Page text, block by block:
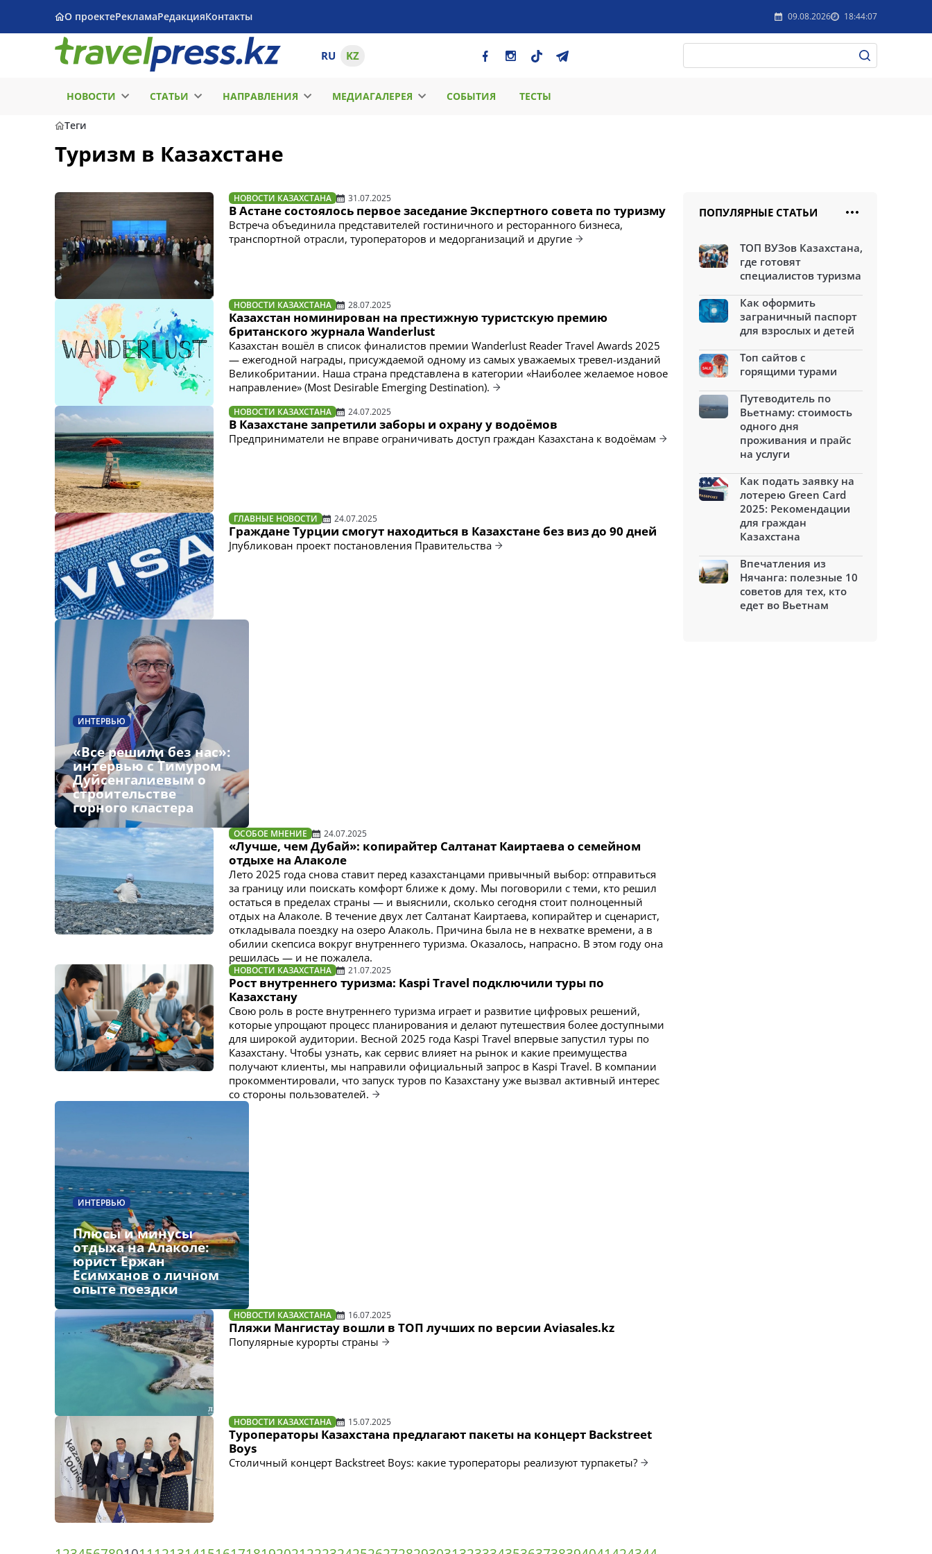
О проектеРекламаРедакцияКонтакты 09.08.2026 18:44:07
RU KZ
НОВОСТИ СТАТЬИ НАПРАВЛЕНИЯ МЕДИАГАЛЕРЕЯ СОБЫТИЯ ТЕСТЫ
Теги
Туризм в Казахстане
НОВОСТИ КАЗАХСТАНА 31.07.2025
В Астане состоялось первое заседание Экспертного совета по туризму
Встреча объединила представителей гостиничного и ресторанного бизнеса,
транспортной отрасли, туроператоров и медорганизаций и другие
НОВОСТИ КАЗАХСТАНА 28.07.2025
Казахстан номинирован на престижную туристскую премию
британского журнала Wanderlust
Казахстан вошёл в список финалистов премии Wanderlust Reader Travel Awards 2025
— ежегодной награды, присуждаемой одному из самых уважаемых тревел-изданий
Великобритании. Наша страна представлена в категории «Наиболее желаемое новое
направление» (Most Desirable Emerging Destination).
НОВОСТИ КАЗАХСТАНА 24.07.2025
В Казахстане запретили заборы и охрану у водоёмов
Предприниматели не вправе ограничивать доступ граждан Казахстана к водоёмам
ГЛАВНЫЕ НОВОСТИ 24.07.2025
Граждане Турции смогут находиться в Казахстане без виз до 90 дней
Jпубликован проект постановления Правительства
ИНТЕРВЬЮ
«Все решили без нас»:
интервью с Тимуром
Дуйсенгалиевым о
строительстве
горного кластера
ОСОБОЕ МНЕНИЕ 24.07.2025
«Лучше, чем Дубай»: копирайтер Салтанат Каиртаева о семейном
отдыхе на Алаколе
Лето 2025 года снова ставит перед казахстанцами привычный выбор: отправиться
за границу или поискать комфорт ближе к дому. Мы поговорили с теми, кто решил
остаться в пределах страны — и выяснили, сколько сегодня стоит полноценный
отдых на Алаколе. В течение двух лет Салтанат Каиртаева, копирайтер и сценарист,
откладывала поездку на озеро Алаколь. Причина была не в нехватке времени, а в
обилии скепсиса вокруг внутреннего туризма. Оказалось, напрасно. В этом году она
решилась — и не пожалела.
НОВОСТИ КАЗАХСТАНА 21.07.2025
Рост внутреннего туризма: Kaspi Travel подключили туры по
Казахстану
Свою роль в росте внутреннего туризма играет и развитие цифровых решений,
которые упрощают процесс планирования и делают путешествия более доступными
для широкой аудитории. Весной 2025 года Kaspi Travel впервые запустил туры по
Казахстану. Чтобы узнать, как сервис влияет на рынок и какие преимущества
получают клиенты, мы направили официальный запрос в Kaspi Travel. В компании
прокомментировали, что запуск туров по Казахстану уже вызвал активный интерес
со стороны пользователей.
ИНТЕРВЬЮ
Плюсы и минусы
отдыха на Алаколе:
юрист Ержан
Есимханов о личном
опыте поездки
НОВОСТИ КАЗАХСТАНА 16.07.2025
Пляжи Мангистау вошли в ТОП лучших по версии Aviasales.kz
Популярные курорты страны
НОВОСТИ КАЗАХСТАНА 15.07.2025
Туроператоры Казахстана предлагают пакеты на концерт Backstreet
Boys
Столичный концерт Backstreet Boys: какие туроператоры реализуют турпакеты?
ПОПУЛЯРНЫЕ СТАТЬИ
ТОП ВУЗов Казахстана,
где готовят
специалистов туризма
Как оформить
заграничный паспорт
для взрослых и детей
Топ сайтов с
горящими турами
Путеводитель по
Вьетнаму: стоимость
одного дня
проживания и прайс
на услуги
Как подать заявку на
лотерею Green Card
2025: Рекомендации
для граждан
Казахстана
Впечатления из
Нячанга: полезные 10
советов для тех, кто
едет во Вьетнам